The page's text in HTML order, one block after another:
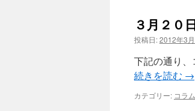
３月２０
投稿日:2012年3
下記の通り
続きを読む →
カテゴリー: コラ